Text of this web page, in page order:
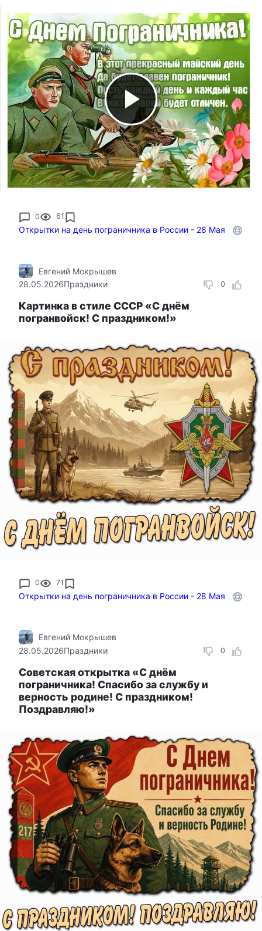
0 61
Открытки на день пограничника в России - 28 Мая
0
Евгений Мокрышев
28.05.2026Праздники
Картинка в стиле СССР «С днём
погранвойск! С праздником!»
0 71
Открытки на день пограничника в России - 28 Мая
0
Евгений Мокрышев
28.05.2026Праздники
Советская открытка «С днём
пограничника! Спасибо за службу и
верность родине! С праздником!
Поздравляю!»